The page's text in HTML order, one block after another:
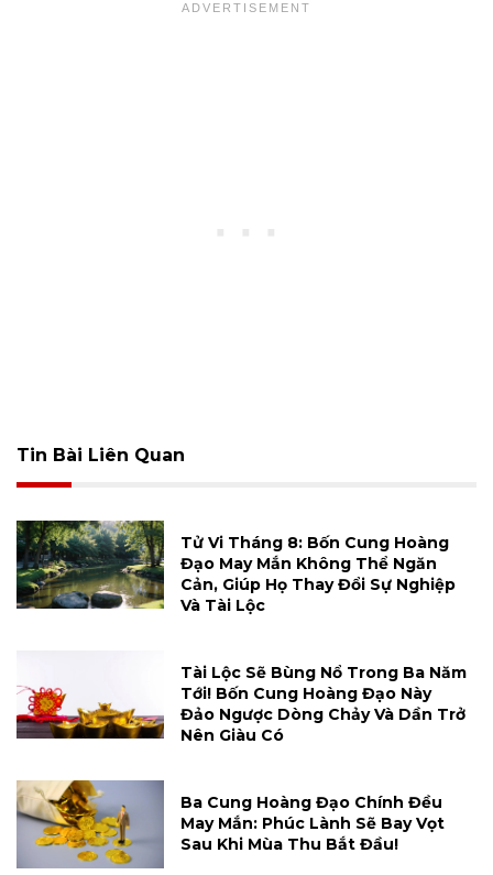
Tin Bài Liên Quan
Tử Vi Tháng 8: Bốn Cung Hoàng
Đạo May Mắn Không Thể Ngăn
Cản, Giúp Họ Thay Đổi Sự Nghiệp
Và Tài Lộc
Tài Lộc Sẽ Bùng Nổ Trong Ba Năm
Tới! Bốn Cung Hoàng Đạo Này
Đảo Ngược Dòng Chảy Và Dần Trở
Nên Giàu Có
Ba Cung Hoàng Đạo Chính Đều
May Mắn: Phúc Lành Sẽ Bay Vọt
Sau Khi Mùa Thu Bắt Đầu!